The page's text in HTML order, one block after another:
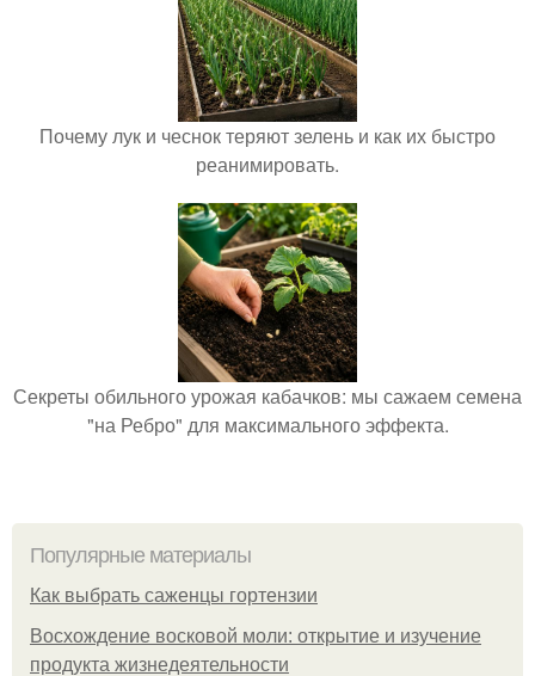
Почему лук и чеснок теряют зелень и как их быстро
реанимировать.
Секреты обильного урожая кабачков: мы сажаем семена
"на Ребро" для максимального эффекта.
Популярные материалы
Как выбрать саженцы гортензии
Восхождение восковой моли: открытие и изучение
продукта жизнедеятельности